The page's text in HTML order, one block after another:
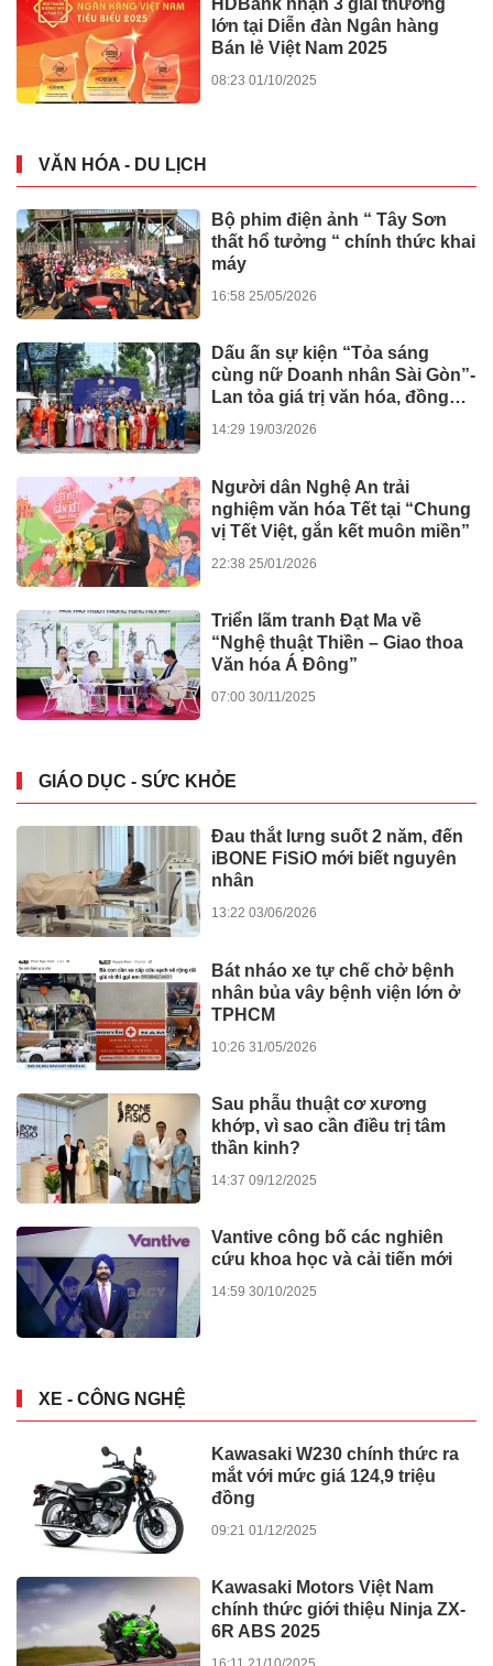
Trung tâm Trọng tài Thương
mại Quốc tế TGAC: Lan tỏa
niềm tin, kiến tạo giá trị nhân
Oanh: "Hành lang pháp lý là bệ
phóng cho sự sáng tạo số"
14:46 06/04/2026
TPHCM: Tranh chấp tài sản
đồng!
09:32 10/01/2026
BẤT ĐỘNG SẢN
Swiss Eden gây tiếng vang lớn
tại Dot Property Vietnam
Awards 2026
Atera Central – Lời giải cho
chuẩn sống của cộng đồng
chuyên gia quốc tế
Atera Central: Đón đầu chu kỳ
bất động sản đô thị công
nghiệp, kích hoạt dòng tiền bền
vững
09:00 15/04/2026
The Grand Harbor: Hiện thực
lời” giữa trung tâm Hải Phòng
08:00 15/04/2026
KINH TẾ THỊ TRƯỜNG
HDBank chốt quyền chia gần
30% cổ tức và cổ phiếu thưởng
vào ngày cả nước khởi công -
Diễn đàn Kinh tế mùa thu năm
202̀5: Chuyển đổi xanh trong
Matching: Tâm điểm Hội thảo
HDBank Japan Desk 2025
08:23 01/10/2025
HDBank nhận 3 giải thưởng
Bán lẻ Việt Nam 2025
08:23 01/10/2025